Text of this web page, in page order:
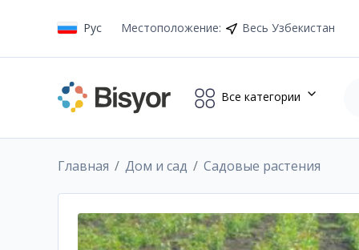
Рус Местоположение: Весь Узбекистан
Все категории
Главная Дом и сад Садовые растения